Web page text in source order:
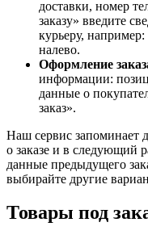
доставки, номер
заказу» введите
курьеру,
налево.
Оформление
информации:
данные о
заказ».
Наш сервис запоминает
о заказе и в следующий
данные предыдущего
выбирайте другие
Товары под